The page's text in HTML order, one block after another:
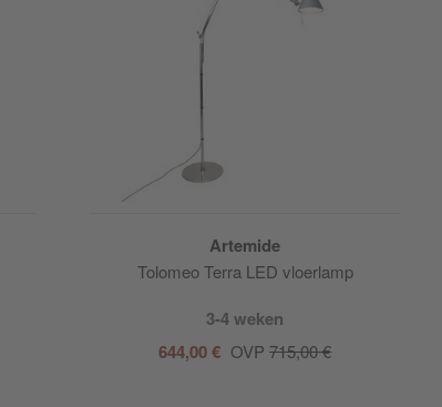
Artemide
Tolomeo Terra LED vloerlamp
3-4 weken
644,00 € OVP715,00 €